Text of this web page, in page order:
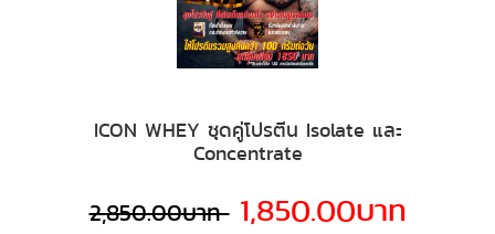
ICON WHEY ชุดคู่โปรตีน Isolate และ
Concentrate
2,850.00บาท 1,850.00บาท